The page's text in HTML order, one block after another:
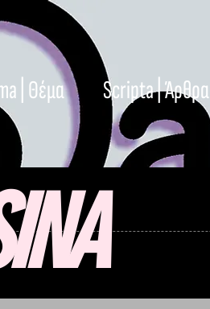
| Θέμα Scripta | Άρθρα